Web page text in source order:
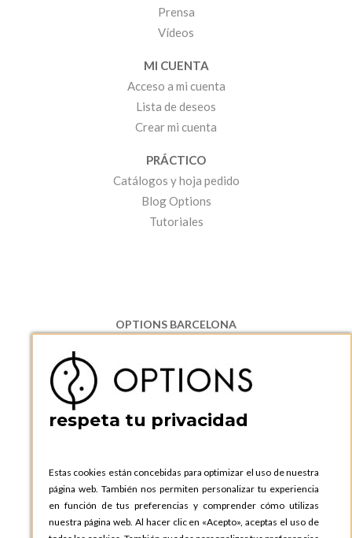
Prensa
Vídeos
MI CUENTA
Acceso a mi cuenta
Lista de deseos
Crear mi cuenta
PRÁCTICO
Catálogos y hoja pedido
Blog Options
Tutoriales
OPTIONS BARCELONA
08130 Santa Perpetua de Moguda, Barcelona
ESPAñA
Teléfono:
+34 935 724 041
OPTIONS BARCELONA SHOWROOM
ESPAñA
Teléfono:+34 935 724 041
OPTIONS MADRID
respeta tu privacidad
Estas cookies están concebidas para optimizar el uso de nuestra
página web. También nos permiten personalizar tu experiencia
en función de tus preferencias y comprender cómo utilizas
nuestra página web. Al hacer clic en «Acepto», aceptas el uso de